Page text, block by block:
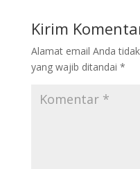
Kirim
Alamat email Anda
yang wajib ditandai *